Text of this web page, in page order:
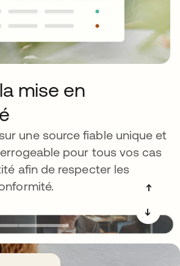
mise en
une source fiable unique et
pour tous vos cas
afin de respecter les
➔
➔